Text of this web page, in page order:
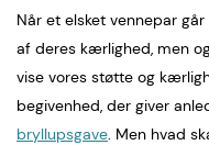
Når et elsket vennepar
af deres kærlighed, men
vise vores støtte og
begivenhed, der giver
bryllupsgave. Men hvad